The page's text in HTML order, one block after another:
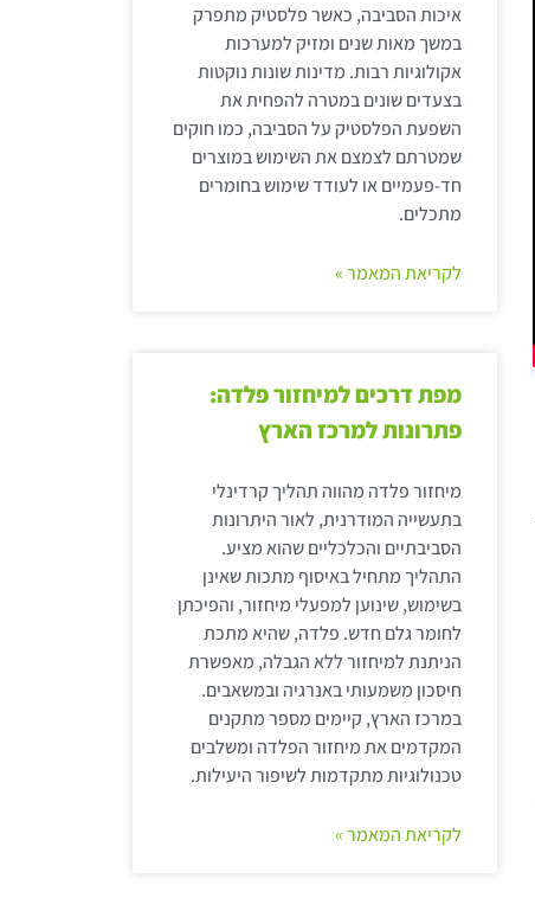
איכות הסביבה, כאשר פלסטיק מתפרק
במשך מאות שנים ומזיק למערכות
אקולוגיות רבות. מדינות שונות נוקטות
בצעדים שונים במטרה להפחית את
השפעת הפלסטיק על הסביבה, כמו חוקים
שמטרתם לצמצם את השימוש במוצרים
חד-פעמיים או לעודד שימוש בחומרים
מתכלים.
לקריאת המאמר »
מפת דרכים למיחזור פלדה:
פתרונות למרכז הארץ
מיחזור פלדה מהווה תהליך קרדינלי
בתעשייה המודרנית, לאור היתרונות
הסביבתיים והכלכליים שהוא מציע.
התהליך מתחיל באיסוף מתכות שאינן
בשימוש, שינוען למפעלי מיחזור, והפיכתן
לחומר גלם חדש. פלדה, שהיא מתכת
הניתנת למיחזור ללא הגבלה, מאפשרת
חיסכון משמעותי באנרגיה ובמשאבים.
במרכז הארץ, קיימים מספר מתקנים
המקדמים את מיחזור הפלדה ומשלבים
טכנולוגיות מתקדמות לשיפור היעילות.
לקריאת המאמר »